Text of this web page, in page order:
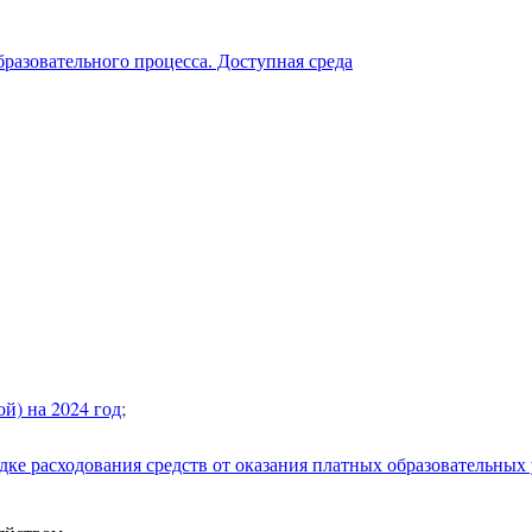
процесса. Доступная среда
на 2024 год;
средств от оказания платных образовательных